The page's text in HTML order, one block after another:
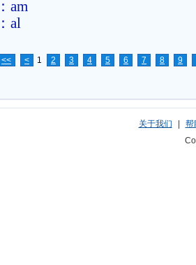
am
al
<< < 1 2 3 4 5 6 7 8 9
关于我们 |
帮